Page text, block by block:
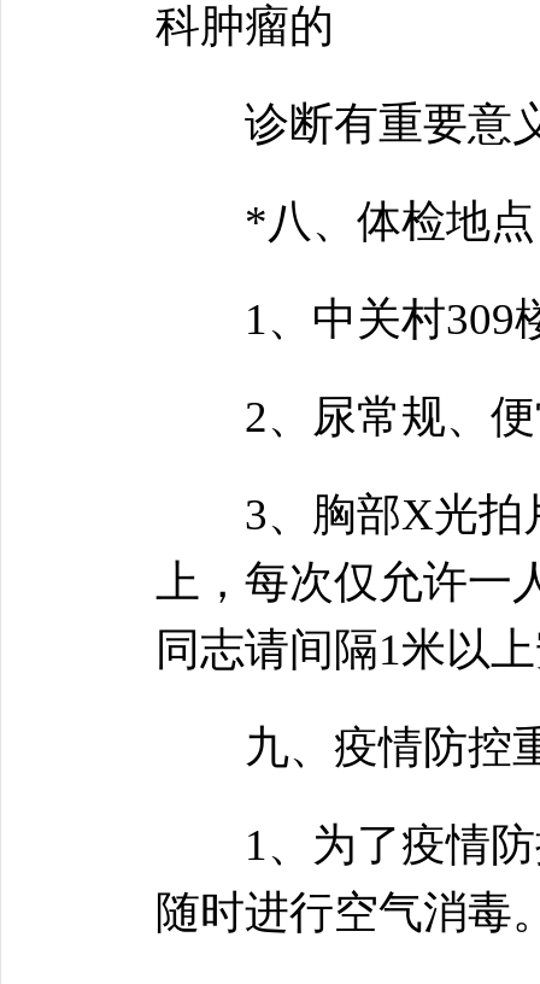
科肿瘤的
诊断有重要意
*八、体检地点
1、中关村309
2、尿常规、便
3、胸部X光拍
上，每次仅允许
同志请间隔1米以
九、疫情防控
1、为了疫情防
随时进行空气消毒